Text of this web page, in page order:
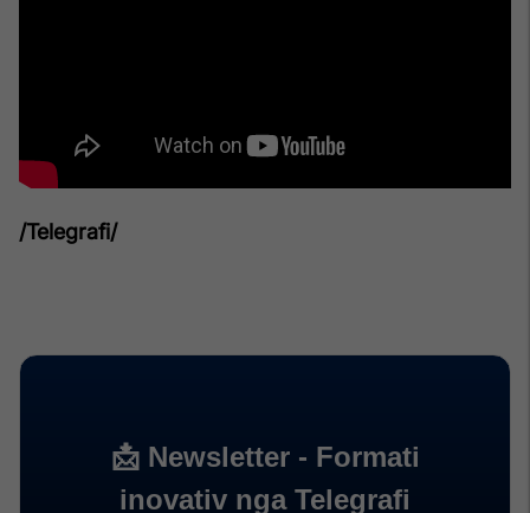
/Telegrafi/